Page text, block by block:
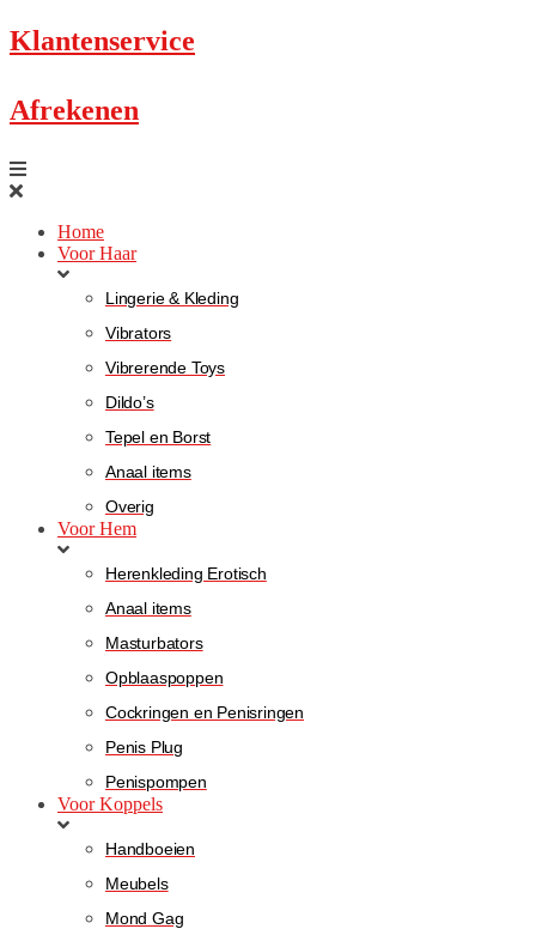
Klantenservice
Afrekenen
Home
Voor Haar
Lingerie & Kleding
Vibrators
Vibrerende Toys
Dildo’s
Tepel en Borst
Anaal items
Overig
Voor Hem
Herenkleding Erotisch
Anaal items
Masturbators
Opblaaspoppen
Cockringen en Penisringen
Penis Plug
Penispompen
Voor Koppels
Handboeien
Meubels
Mond Gag